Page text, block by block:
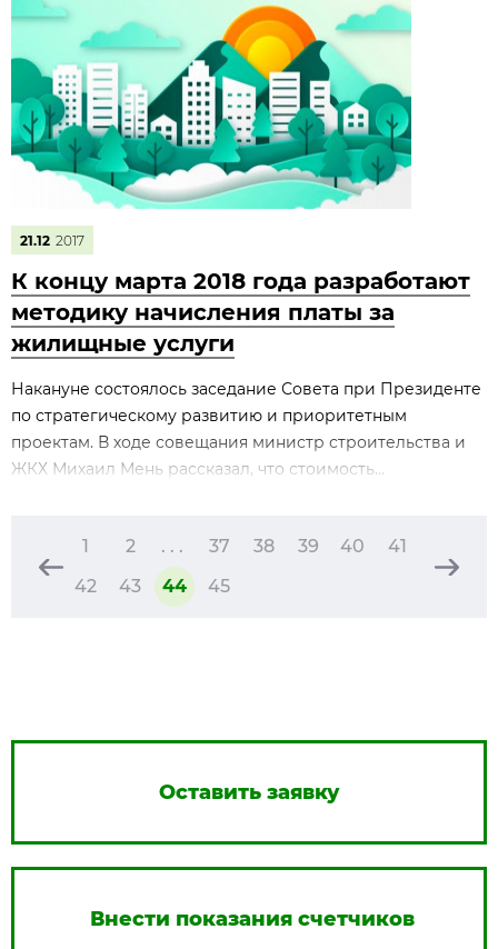
21.12 2017
К концу марта 2018 года разработают
методику начисления платы за
жилищные услуги
Накануне состоялось заседание Совета при Президенте
по стратегическому развитию и приоритетным
проектам. В ходе совещания министр строительства и
ЖКХ Михаил Мень рассказал, что стоимость...
1 2 . . . 37 38 39 40
41
42
43 44 45
Оставить заявку
Внести показания счетчиков